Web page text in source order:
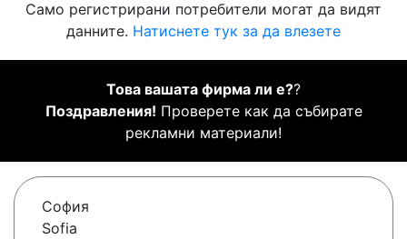
Само регистрирани потребители могат да видят
данните. Натиснете тук за да влезете
Това вашата фирма ли е??
Поздравления! Проверете как да събирате
рекламни материали!
София
Sofia